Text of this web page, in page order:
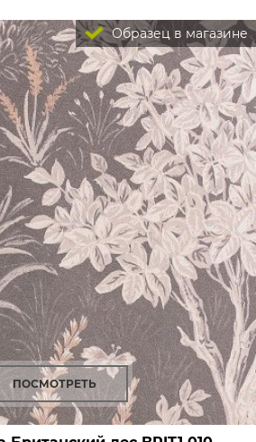
Образец в магазине
ПОСМОТРЕТЬ